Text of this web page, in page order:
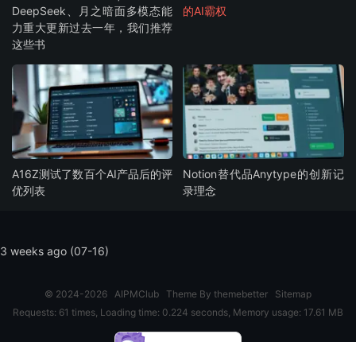
DeepSeek、月之暗面多模态能
力重大更新过去一年，我们推荐
这些书
的AI霸权
A16Z测试了数百个AI产品后的评
优列表
Notion替代品Anytype的创新记
录理念
3 weeks ago (07-16)
© 2024-2026 AIPMClub Theme By themebetter
Sitemap
Requests: 61 times, Loading time: 0.224 seconds, Memory usage: 17.61 MB